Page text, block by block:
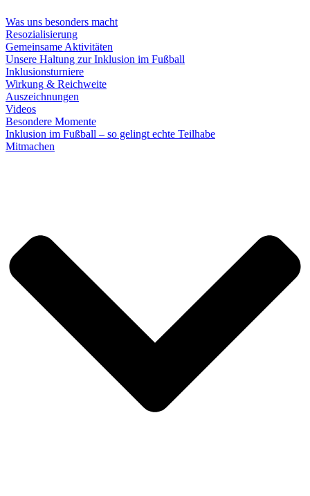
Was uns besonders macht
Resozialisierung
Gemeinsame Aktivitäten
Unsere Haltung zur Inklusion im Fußball
Inklusionsturniere
Wirkung & Reichweite
Auszeichnungen
Videos
Besondere Momente
Inklusion im Fußball – so gelingt echte Teilhabe
Mitmachen